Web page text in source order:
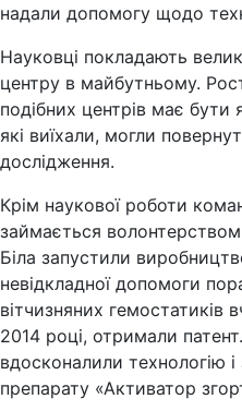
надали допомогу щодо
Науковці покладають
центру в майбутньому.
подібних центрів має бути
які виїхали, могли
дослідження.
Крім наукової роботи
займається
Біла запустили
невідкладної допомоги
вітчизняних
2014 році, отримали
вдосконалили технологію
препарату «Активатор